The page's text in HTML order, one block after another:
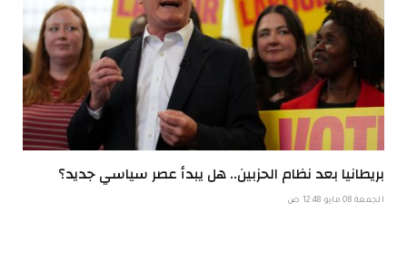
بريطانيا بعد نظام الحزبين.. هل يبدأ عصر سياسي جديد؟
الجمعة 08 مايو 12:48 ص